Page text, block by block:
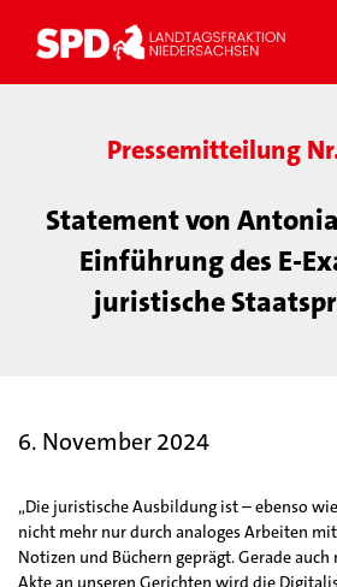
Pressemitteilung
Statement von
Einführung des E-
juristische
6. November 2024
„Die juristische Ausbildung ist – ebenso
nicht mehr nur durch analoges Arbeiten
Notizen und Büchern geprägt. Gerade
Akte an unseren Gerichten wird die